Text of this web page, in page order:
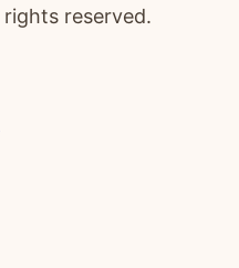
rights reserved.